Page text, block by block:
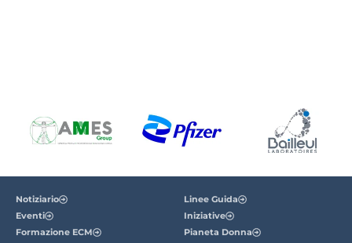
Notiziario
Eventi
Formazione ECM
Linee Guida
Iniziative
Pianeta Donna